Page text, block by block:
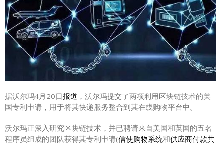
据沃尔玛4月20日报道 ，沃尔玛提交了两项利用区块链技术的美
国专利申请，用于将其快递服务整合到其在线购物平台中。
沃尔玛正深入研究区块链技术，并已聘请来自美国和英国的五名
程序员组成的团队获得其专利申请(信使购物系统和供应商付款共